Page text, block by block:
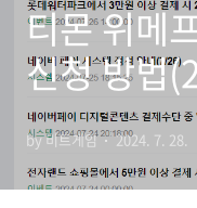
티몬 위메
신청 방법
by 비트게임 2024. 7. 28.